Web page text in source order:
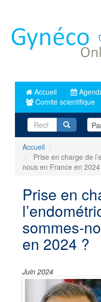
principal
Accueil
Comité scientifique
Recherche
Accueil
Prise en charge de
nous en France en
Prise en
sommes-
en 2024 ?
Juin 2024